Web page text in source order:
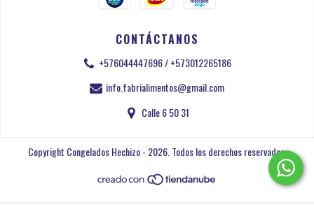
CONTÁCTANOS
+576044447696 / +573012265186
info.fabrialimentos@gmail.com
Calle 6 50 31
Copyright Congelados Hechizo - 2026. Todos los derechos reservados.